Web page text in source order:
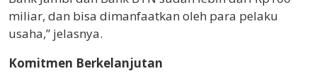
miliar, dan bisa dimanfaatkan oleh para pelaku
usaha,” jelasnya.
Komitmen Berkelanjutan